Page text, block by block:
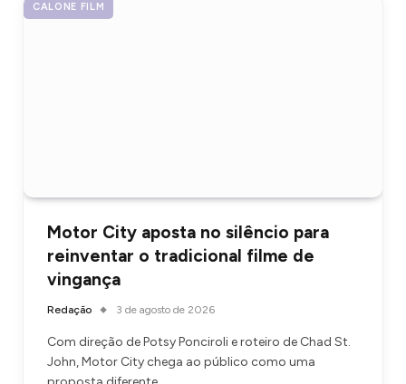
CALONE FILM
Motor City aposta no silêncio para
reinventar o tradicional filme de
vingança
Redação 3 de agosto de 2026
Com direção de Potsy Ponciroli e roteiro de Chad St.
John, Motor City chega ao público como uma